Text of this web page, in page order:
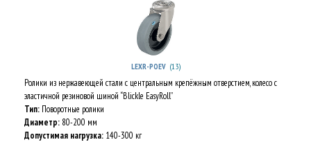
LEXR-POEV (13)
Ролики из нержавеющей стали с центральным крепёжным отверстием, колесо с
эластичной резиновой шиной “Blickle EasyRoll”
Тип: Поворотные ролики
Диаметр: 80-200 мм
Допустимая нагрузка: 140-300 кг